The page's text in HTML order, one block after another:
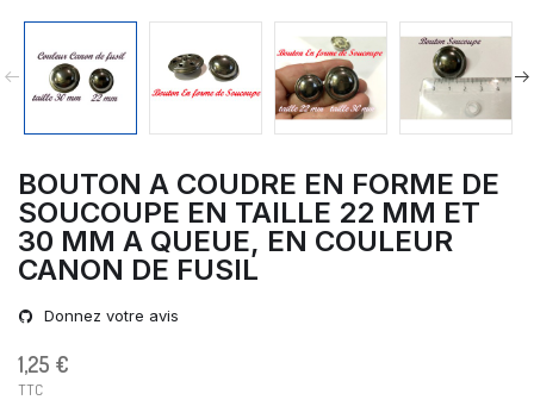
BOUTON A COUDRE EN FORME DE
SOUCOUPE EN TAILLE 22 MM ET
30 MM A QUEUE, EN COULEUR
CANON DE FUSIL
Donnez votre avis
1,25 €
TTC